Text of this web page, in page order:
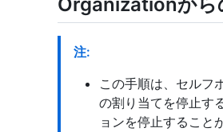
注:
この手順は、セルフ
の割り当てを停止す
ョンを停止するこ